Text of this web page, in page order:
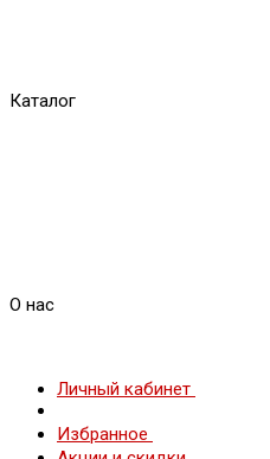
Каталог
О нас
Личный кабинет
Избранное